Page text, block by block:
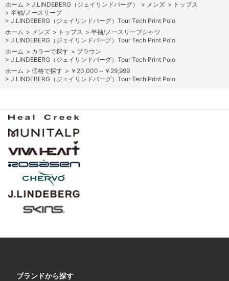
ホーム > J.LINDEBERG（ジェイリンドバーグ） > メンズ > トップス
> 半袖/ノースリーブ
> J.LINDEBERG（ジェイリンドバーグ）Tour Tech Print Polo
ホーム > メンズ > トップス > 半袖/ノースリーブシャツ
> J.LINDEBERG（ジェイリンドバーグ）Tour Tech Print Polo
ホーム > カラーで探す > ブラウン
> J.LINDEBERG（ジェイリンドバーグ）Tour Tech Print Polo
ホーム > 価格で探す > ￥20,000～￥29,999
> J.LINDEBERG（ジェイリンドバーグ）Tour Tech Print Polo
ブランドから探す